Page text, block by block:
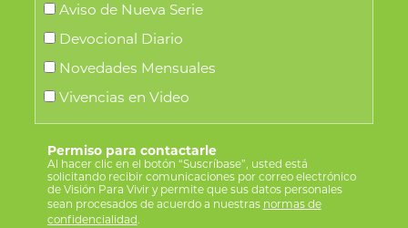
Aviso de Nueva Serie
Devocional Diario
Novedades Mensuales
Vivencias en Video
Permiso para contactarle
Al hacer clic en el botón “Suscríbase”, usted está
solicitando recibir comunicaciones por correo electrónico
de Visión Para Vivir y permite que sus datos personales
sean procesados de acuerdo a nuestras normas de
confidencialidad.